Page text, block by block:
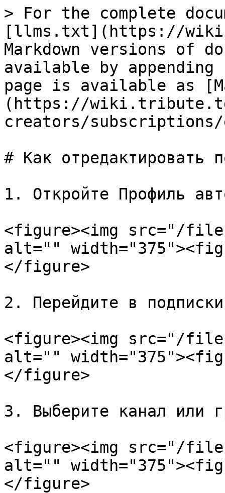
> For the complete
[llms.txt](https://
Markdown versions of
available by
page is available as
(https://
creators/
# Как отредактировать
1. Откройте Профиль
<figure><img src="/files/
alt=""
</figure>
2. Перейдите в подписки
<figure><img src="/files/
alt=""
</figure>
3. Выберите канал или
<figure><img src="/files/
alt=""
</figure>